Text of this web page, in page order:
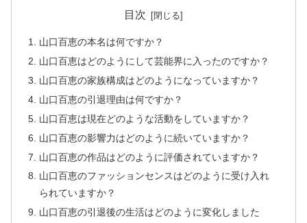
目次
山口百恵の本名は何ですか？
山口百恵はどのようにして芸能界に入ったのですか？
山口百恵の家族構成はどのようになっていますか？
山口百恵の引退理由は何ですか？
山口百恵は現在どのような活動をしていますか？
山口百恵の影響力はどのように続いていますか？
山口百恵の作品はどのように評価されていますか？
山口百恵のファッションセンスはどのように受け入れ
られていますか？
山口百恵の引退後の生活はどのように変化しました